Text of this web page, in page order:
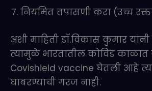
नियमित तपासणी करा (उच्च
अशी माहिती डॉ.विकास कुमार
त्यामुळे भारतातील कोविड काळात
Covishield vaccine घेतली आहे
घाबरण्याची गरज नाही.